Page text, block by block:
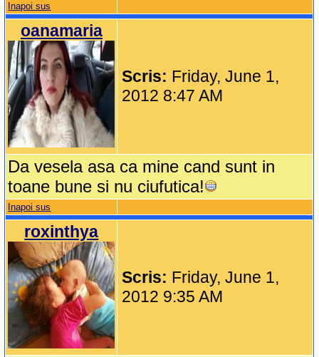
Inapoi sus
oanamaria
Scris: Friday, June 1,
2012 8:47 AM
Da vesela asa ca mine cand sunt in
toane bune si nu ciufutica!
Inapoi sus
roxinthya
Scris: Friday, June 1,
2012 9:35 AM